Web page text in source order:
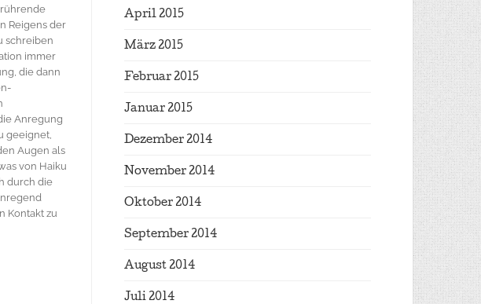
Reigens der
schreiben
immer
die dann
Anregung
geeignet,
Augen als
von Haiku
durch die
Kontakt zu
April 2015
März 2015
Februar 2015
Januar 2015
Dezember 2014
November 2014
Oktober 2014
September 2014
August 2014
Juli 2014